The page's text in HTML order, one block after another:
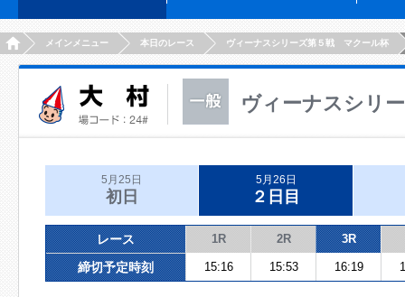
HOMEメインメニュー 本日のレース ヴィーナスシリーズ第５戦 マクール杯
ヴィーナスシリ
5月25日
初日
5月26日
２日目
レース 1R 2R 3R
締切予定時刻 15:16 15:53 16:19